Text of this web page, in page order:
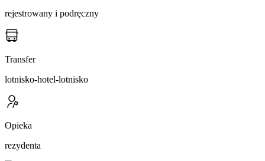
rejestrowany i podręczny
Transfer
lotnisko-hotel-lotnisko
Opieka
rezydenta